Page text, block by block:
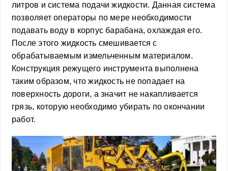
литров и система подачи жидкости. Данная система
позволяет операторы по мере необходимости
подавать воду в корпус барабана, охлаждая его.
После этого жидкость смешивается с
обрабатываемым измельченным материалом.
Конструкция режущего инструмента выполнена
таким образом, что жидкость не попадает на
поверхность дороги, а значит не накапливается
грязь, которую необходимо убирать по окончании
работ.